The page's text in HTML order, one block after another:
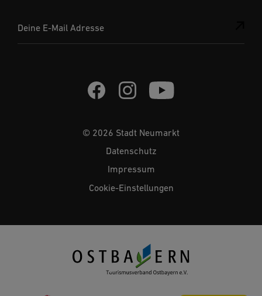
Deine E-Mail Adresse
© 2026 Stadt Neumarkt
Datenschutz
Impressum
Cookie-Einstellungen